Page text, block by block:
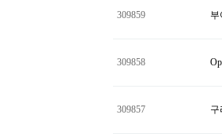
309859
309858
309857